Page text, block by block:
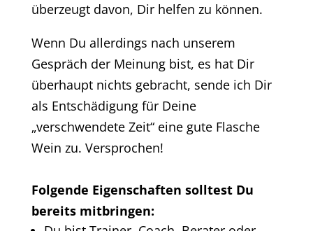
überzeugt davon, Dir helfen zu können.
Wenn Du allerdings nach unserem
Gespräch der Meinung bist, es hat Dir
überhaupt nichts gebracht, sende ich Dir
als Entschädigung für Deine
„verschwendete Zeit“ eine gute Flasche
Wein zu. Versprochen!
Folgende Eigenschaften solltest Du
bereits mitbringen: